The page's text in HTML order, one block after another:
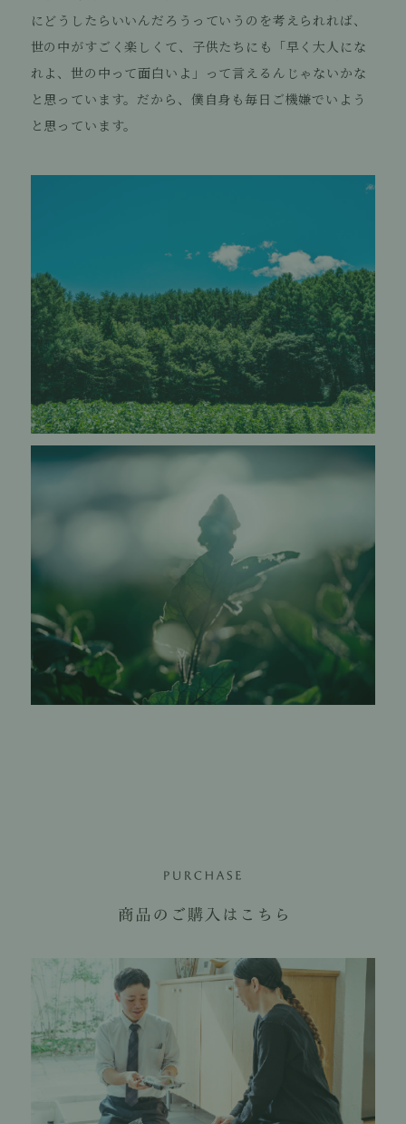
にどうしたらいいんだろうっていうのを考えられれば、
世の中がすごく楽しくて、子供たちにも「早く大人にな
れよ、世の中って面白いよ」って言えるんじゃないかな
と思っています。だから、僕自身も毎日ご機嫌でいよう
と思っています。